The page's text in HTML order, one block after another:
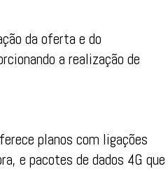
da oferta e do
a realização de
planos com ligações
e pacotes de dados 4G que